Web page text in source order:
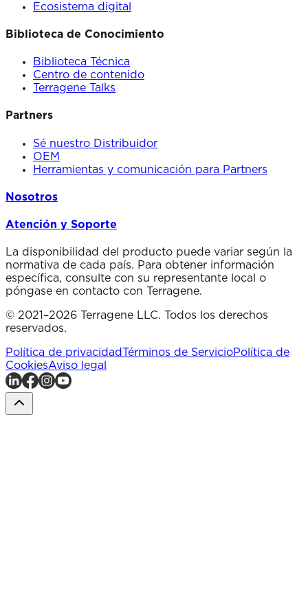
Ecosistema digital
Biblioteca de Conocimiento
Biblioteca Técnica
Centro de contenido
Terragene Talks
Partners
Sé nuestro Distribuidor
OEM
Herramientas y comunicación para Partners
Nosotros
Atención y Soporte
La disponibilidad del producto puede variar según la
normativa de cada país. Para obtener información
específica, consulte con su representante local o
póngase en contacto con Terragene.
© 2021–2026 Terragene LLC. Todos los derechos
reservados.
Política de privacidad Términos de ServicioPolítica de
CookiesAviso legal